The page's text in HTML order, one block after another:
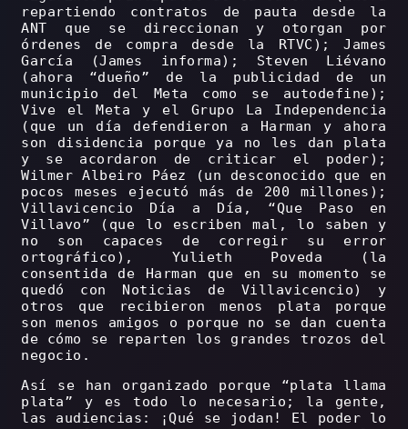
repartiendo contratos de pauta desde la
ANT que se direccionan y otorgan por
órdenes de compra desde la RTVC); James
García (James informa); Steven Liévano
(ahora “dueño” de la publicidad de un
municipio del Meta como se autodefine);
Vive el Meta y el Grupo La Independencia
(que un día defendieron a Harman y ahora
son disidencia porque ya no les dan plata
y se acordaron de criticar el poder);
Wilmer Albeiro Páez (un desconocido que en
pocos meses ejecutó más de 200 millones);
Villavicencio Día a Día, “Que Paso en
Villavo” (que lo escriben mal, lo saben y
no son capaces de corregir su error
ortográfico), Yulieth Poveda (la
consentida de Harman que en su momento se
quedó con Noticias de Villavicencio) y
otros que recibieron menos plata porque
son menos amigos o porque no se dan cuenta
de cómo se reparten los grandes trozos del
negocio.
Así se han organizado porque “plata llama
plata” y es todo lo necesario; la gente,
las audiencias: ¡Qué se jodan! El poder lo